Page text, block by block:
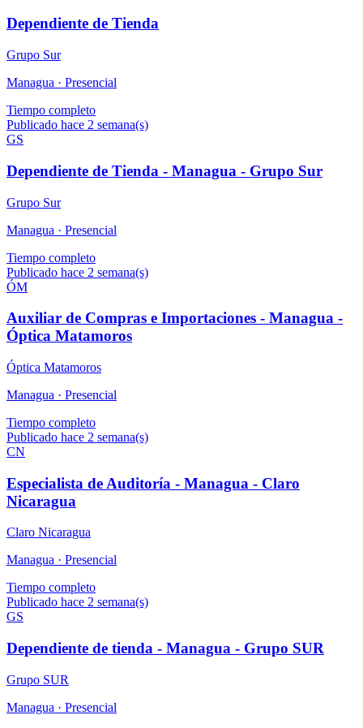
Dependiente de Tienda
Grupo Sur
Managua · Presencial
Tiempo completo
Publicado hace 2 semana(s)
GS
Dependiente de Tienda - Managua - Grupo Sur
Grupo Sur
Managua · Presencial
Tiempo completo
Publicado hace 2 semana(s)
ÓM
Auxiliar de Compras e Importaciones - Managua -
Óptica Matamoros
Óptica Matamoros
Managua · Presencial
Tiempo completo
Publicado hace 2 semana(s)
CN
Especialista de Auditoría - Managua - Claro
Nicaragua
Claro Nicaragua
Managua · Presencial
Tiempo completo
Publicado hace 2 semana(s)
GS
Dependiente de tienda - Managua - Grupo SUR
Grupo SUR
Managua · Presencial